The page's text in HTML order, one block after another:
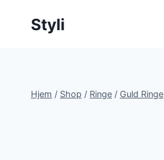
Styli
Hjem / Shop / Ringe / Guld Ringe